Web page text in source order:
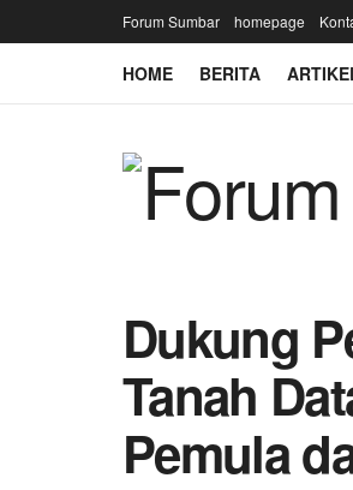
Forum Sumbar homepage
HOME BERITA
Dukung
Tanah
Pemula